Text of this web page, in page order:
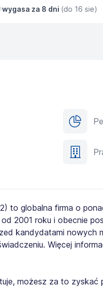
wygasa za 8 dni (do 16 sie)
to globalna firma o
2001 roku i obecnie
kandydatami nowych
Więcej
możesz za to